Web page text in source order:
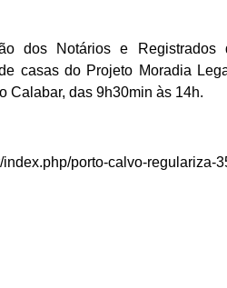
dos Notários e Registrados
casas do Projeto Moradia
Calabar, das 9h30min às 14h.
porto-calvo-regulariza-